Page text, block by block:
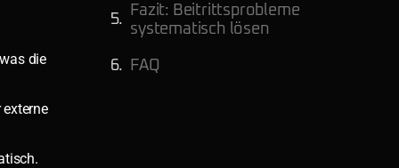
die
Fazit: Beitrittsprobleme
systematisch lösen
FAQ